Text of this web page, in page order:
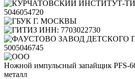
Ножной импульсный запайщик PFS-
металл